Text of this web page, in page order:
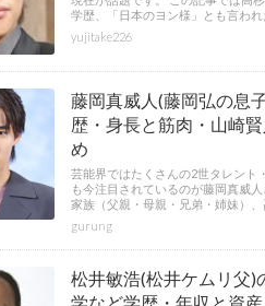
学歴、「日本のヨン様」とも言わ
yujitake226
藤岡真威人(藤岡弘の息
歴・身長と筋肉・山崎
め
芸能界ではたくさんの2世タレント
も今注目されているのが藤岡真威
家族（父親・母親・兄弟・姉妹）
gurung
松井敏浩(松井ケムリ父)